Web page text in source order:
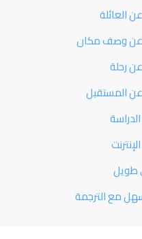
العائلة
عن وصف مكان
رحلة
المستقبل
مع الترجمة